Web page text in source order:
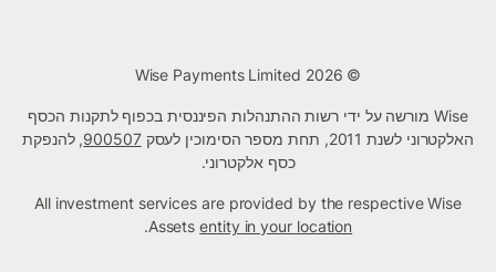
Wise מורשה על ידי רשות ההתנהלות הפיננסית בכפוף לתקנות הכסף
האלקטרוני לשנת 2011, תחת מספר הסימוכין לעסק
900507, להנפקת
כסף אלקטרוני.
All investment services are provided by the respective Wise
Assetsentity in your location
.